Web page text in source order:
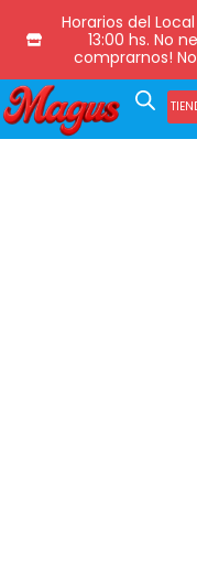
Horarios del
13:00 hs. No
comprarnos!